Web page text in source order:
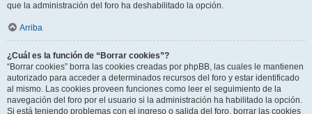
que la administración del foro ha deshabilitado la opción.
Arriba
¿Cuál es la función de “Borrar cookies”?
“Borrar cookies” borra las cookies creadas por phpBB, las cuales le mantienen
autorizado para acceder a determinados recursos del foro y estar identificado
al mismo. Las cookies proveen funciones como leer el seguimiento de la
navegación del foro por el usuario si la administración ha habilitado la opción.
Si está teniendo problemas con el ingreso o salida del foro, borrar las cookies